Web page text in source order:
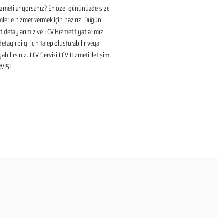
arıyorsanız? En özel gününüzde size
hizmet vermek için hazırız. Düğün
detaylarımız ve LCV Hizmet fiyatlarımız
bilgi için talep oluşturabilir veya
LCV Servisi LCV Hizmeti İletişim